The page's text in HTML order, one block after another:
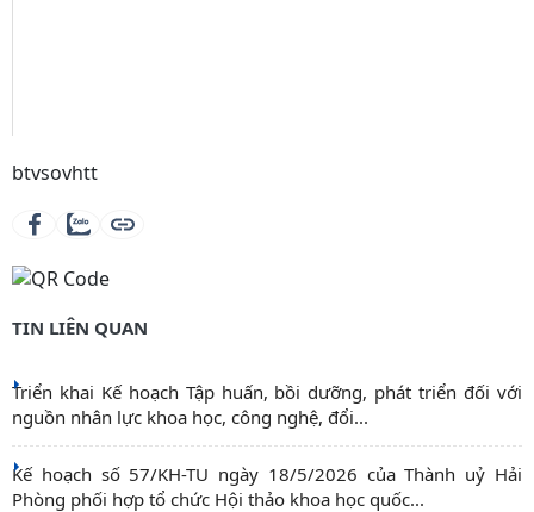
btvsovhtt
TIN LIÊN QUAN
Triển khai Kế hoạch Tập huấn, bồi dưỡng, phát triển đối với
nguồn nhân lực khoa học, công nghệ, đổi...
Kế hoạch số 57/KH-TU ngày 18/5/2026 của Thành uỷ Hải
Phòng phối hợp tổ chức Hội thảo khoa học quốc...